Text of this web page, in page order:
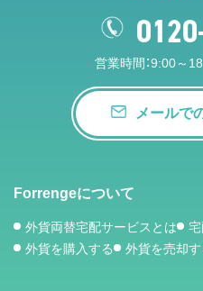
営業時間：9:00～
メールで
Forrengeについて
外貨両替宅配サービスとは
外貨を購入する
外貨を売却す